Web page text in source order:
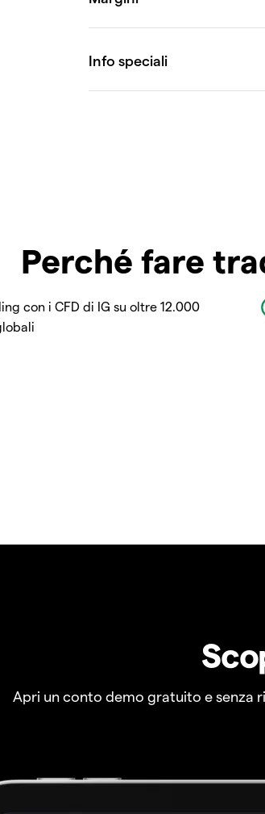
Perché fare
con i CFD di IG su oltre 12.000
Apri un conto demo gratuito e senza